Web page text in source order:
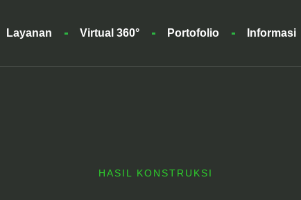
Layanan Virtual 360° Portofolio Informasi
HASIL KONSTRUKSI